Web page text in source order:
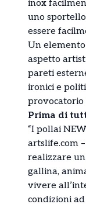
inox
uno
essere
Un
aspetto
pareti
ironici e
provocatorio
Prima di
“I pollai
artslife.com
realizzare
gallina,
vivere
condizioni